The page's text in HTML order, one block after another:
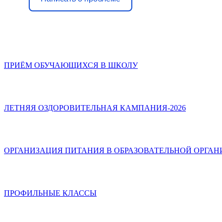
ПРИЁМ ОБУЧАЮЩИХСЯ В ШКОЛУ
ЛЕТНЯЯ ОЗДОРОВИТЕЛЬНАЯ КАМПАНИЯ-2026
ОРГАНИЗАЦИЯ ПИТАНИЯ В ОБРАЗОВАТЕЛЬНОЙ
ПРОФИЛЬНЫЕ КЛАССЫ